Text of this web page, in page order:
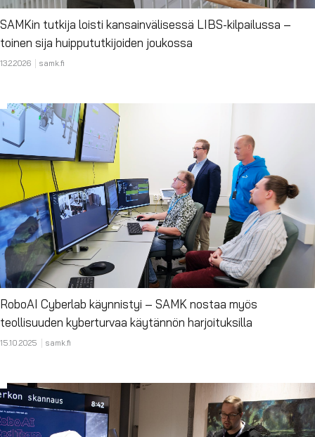
SAMKin tutkija loisti kansainvälisessä LIBS-kilpailussa –
toinen sija huippututkijoiden joukossa
13.2.2026 samk.fi
RoboAI Cyberlab käynnistyi – SAMK nostaa myös
teollisuuden kyberturvaa käytännön harjoituksilla
15.10.2025 samk.fi